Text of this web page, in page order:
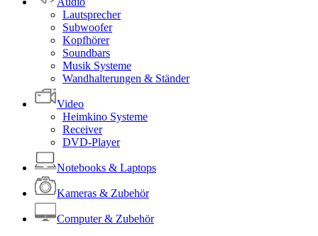
Lautsprecher
Subwoofer
Kopfhörer
Soundbars
Musik Systeme
Wandhalterungen & Ständer
Video
Heimkino Systeme
Receiver
DVD-Player
Notebooks & Laptops
Kameras & Zubehör
Computer & Zubehör